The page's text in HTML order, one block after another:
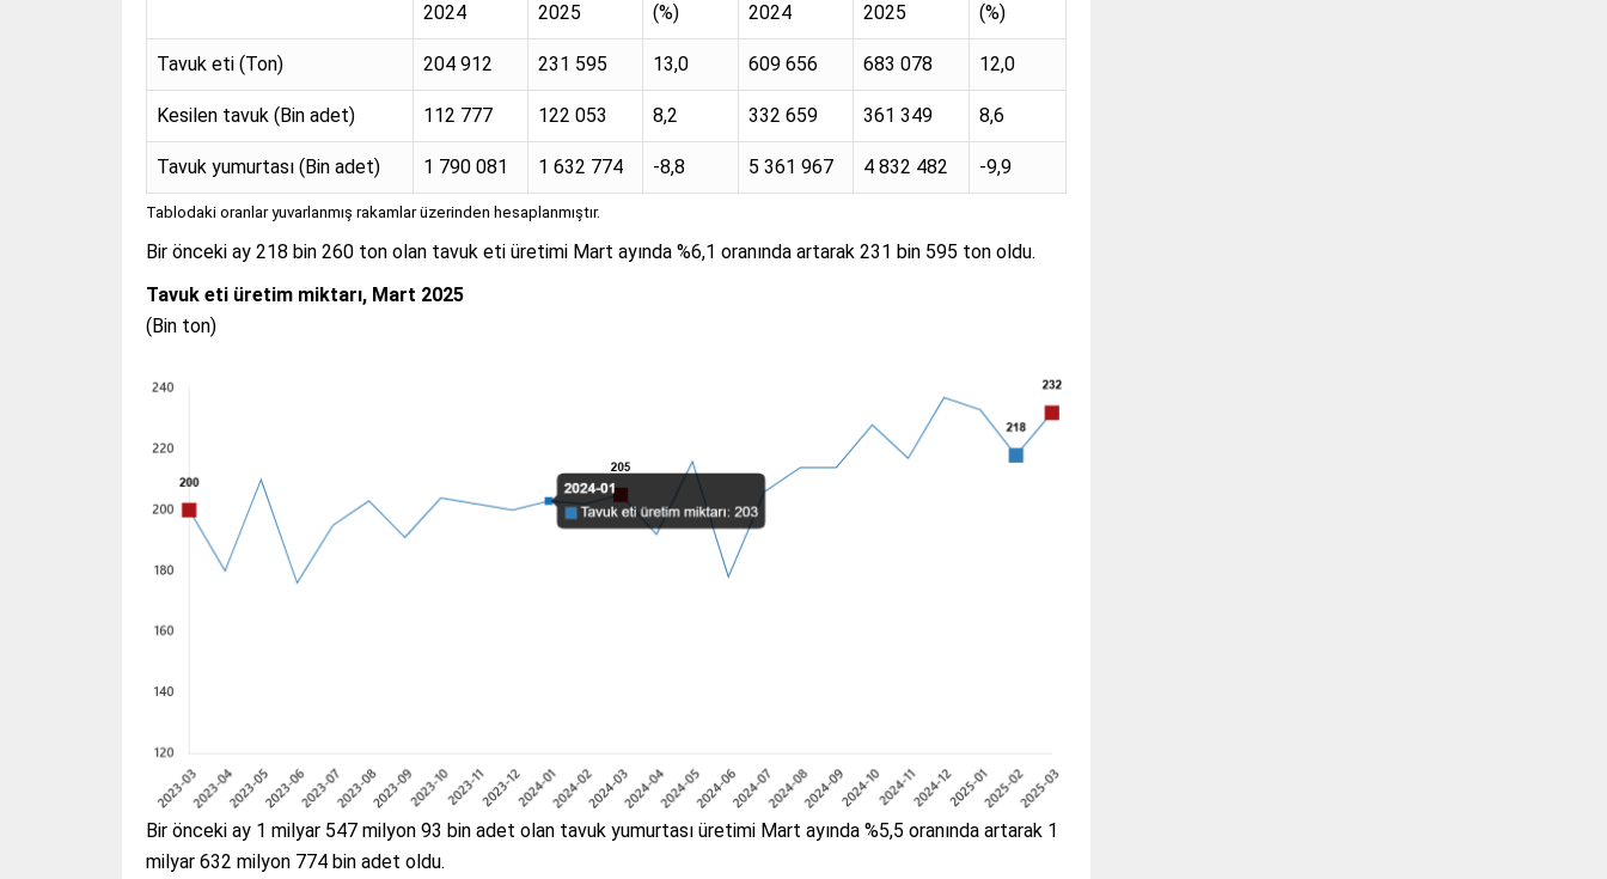
2024 2025
(%)
2024 2025
(%)
Tavuk eti (Ton) 204 912 231 595 13,0 609 656 683 078 12,0
Kesilen tavuk (Bin adet) 112 777 122 053 8,2 332 659 361 349 8,6
Tavuk yumurtası (Bin adet) 1 790 081 1 632 774 -8,8 5 361 967 4 832 482 -9,9
Tablodaki oranlar yuvarlanmış rakamlar üzerinden hesaplanmıştır.
Bir önceki ay 218 bin 260 ton olan tavuk eti üretimi Mart ayında %6,1 oranında artarak 231 bin 595 ton oldu.
Tavuk eti üretim miktarı, Mart 2025
(Bin ton)
Bir önceki ay 1 milyar 547 milyon 93 bin adet olan tavuk yumurtası üretimi Mart ayında %5,5 oranında artarak 1
milyar 632 milyon 774 bin adet oldu.